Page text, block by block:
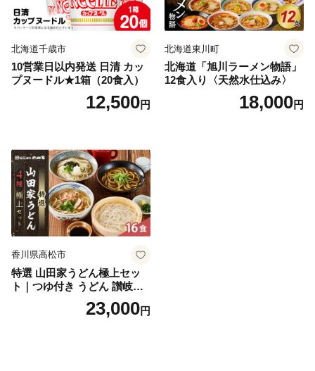
北海道千歳市
10営業日以内発送 日清 カッ
プヌードル★1箱（20食入）
12,500円
北海道東川町
北海道「旭川ラーメン物語」
12食入り〈天然水仕込み〉
18,000円
香川県高松市
特選 山田家うどん極上セッ
ト｜つゆ付き うどん 讃岐う
どん さぬきうどん 生麵 うど
んセット カレーうどん 生う
23,000円